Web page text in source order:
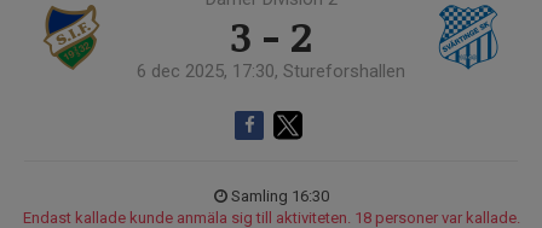
3 - 2
6 dec 2025, 17:30, Stureforshallen
Samling 16:30
Endast kallade kunde anmäla sig till aktiviteten. 18 personer var kallade.